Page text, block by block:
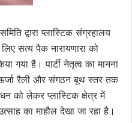
द्वारा प्लास्टिक संग्रहालय
सत्य पैक नारायणारा को
गया है। पार्टी नेतृत्व का मानना
रैली और संगठन बूथ स्तर तक
को लेकर प्लास्टिक क्षेत्र में
का माहौल देखा जा रहा है।